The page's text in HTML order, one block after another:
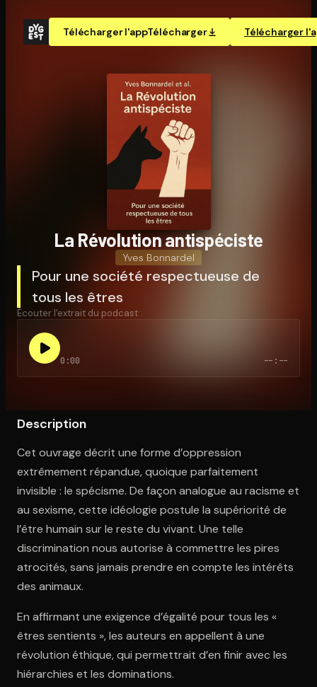
Télécharger l'appTélécharger Télécharger
Ouvre l'app Appareil photo, pointe sur le code. C'est gratuit à
La Révolution an­ti­spé­ciste
Yves Bonnardel
Pour une société respectueuse de
tous les êtres
Écouter l'extrait du podcast :
0:00 --:--
Description
Cet ouvrage décrit une forme d’oppression
extrêmement répandue, quoique parfaitement
invisible : le spécisme. De façon analogue au racisme et
au sexisme, cette idéologie postule la supériorité de
l’être humain sur le reste du vivant. Une telle
discrimination nous autorise à commettre les pires
atrocités, sans jamais prendre en compte les intérêts
des animaux.
En affirmant une exigence d’égalité pour tous les «
êtres sentients », les auteurs en appellent à une
révolution éthique, qui permettrait d’en finir avec les
hiérarchies et les dominations.